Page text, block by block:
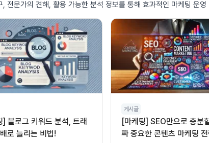
, 전문가의 견해, 활용 가능한 분석 정보를 통해 효과적인 마케팅 운
] 블로그 키워드 분석, 트래
로 늘리는 비법!
게시글
[마케팅] SEO만으로 충분
짜 중요한 콘텐츠 마케팅